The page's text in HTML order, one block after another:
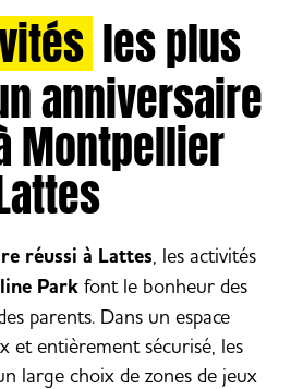
les plus
anniversaire
Montpellier
réussi à Lattes, les activités
Parkfont le bonheur des
parents. Dans un espace
et entièrement sécurisé, les
large choix de zones de jeux